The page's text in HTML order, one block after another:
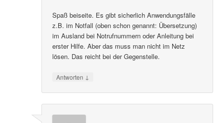
Spaß beiseite. Es gibt sicherlich Anwendungsfälle
z.B. im Notfall (oben schon genannt: Übersetzung)
im Ausland bei Notrufnummern oder Anleitung bei
erster Hilfe. Aber das muss man nicht im Netz
lösen. Das reicht bei der Gegenstelle.
Antworten ↓